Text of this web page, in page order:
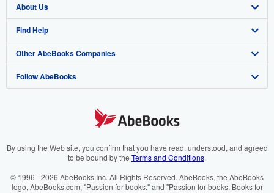
Browse Collections
My Account
My Orders
View Basket
Start Selling
Join Our Affiliate Programme
Book Buyback
Refer a seller
About Us
About AbeBooks
Media
Careers
Cookies Notice
Find Help
Help
Customer Service
Other AbeBooks Companies
AbeBooks.com
AbeBooks.it
Follow AbeBooks
By using the Web site, you confirm that you have read, understood, and agreed
to be bound by the Terms and Conditions.
© 1996 - 2026 AbeBooks Inc. All Rights Reserved. AbeBooks, the AbeBooks
logo, AbeBooks.com, "Passion for books." and "Passion for books. Books for